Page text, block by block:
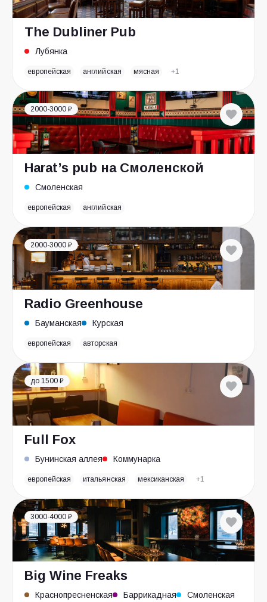
The Dubliner Pub
Лубянка
европейская английская мясная +1
2000-3000 ₽
Harat’s pub на Смоленской
Смоленская
европейская английская
2000-3000 ₽
Radio Greenhouse
Бауманская Курская
европейская авторская
до 1500 ₽
Full Fox
Бунинская аллея Коммунарка
европейская итальянская мексиканская +1
3000-4000 ₽
Big Wine Freaks
Краснопресненская Баррикадная Смоленская